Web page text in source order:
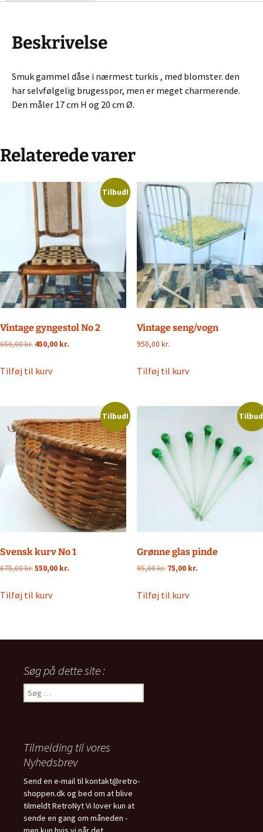
Beskrivelse
Smuk gammel dåse i nærmest turkis , med blomster. den
har selvfølgelig brugesspor, men er meget charmerende.
Den måler 17 cm H og 20 cm Ø.
Relaterede varer
Tilbud!
Vintage gyngestol No 2
650,00kr. Den
pris
450,00 kr.
Tilføj til kurv
Vintage seng/vogn
950,00 kr.
Tilføj til kurv
Tilbud!
Svensk kurv No 1
675,00kr.Den
pris
550,00 kr.
Tilføj til kurv
Grønne glas pinde
95,00kr. Den
pris
75,00 kr.Den
Tilføj til kurv
Søg på dette site :
Søg
efter:
Tilmelding til vores
Nyhedsbrev
Send en e-mail til kontakt@retro-
shoppen.dk og bed om at blive
tilmeldt RetroNyt Vi lover kun at
sende en gang om måneden -